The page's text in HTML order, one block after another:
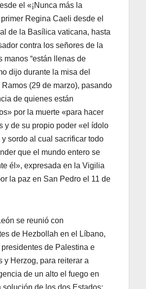
el «¡Nunca más la
Regina Caeli desde el
de la Basílica vaticana, hasta
contra los señores de la
manos “están llenas de
dijo durante la misa del
Ramos (29 de marzo), pasando
de quienes están
por la muerte «para hacer
y de su propio poder «el ídolo
y sordo al cual sacrificar todo
que el mundo entero se
él», expresada en la Vigilia
la paz en San Pedro el 11 de
se reunió con
de Hezbollah en el Líbano,
de Palestina e
y Herzog, para reiterar a
de un alto el fuego en
solución de los dos Estados;